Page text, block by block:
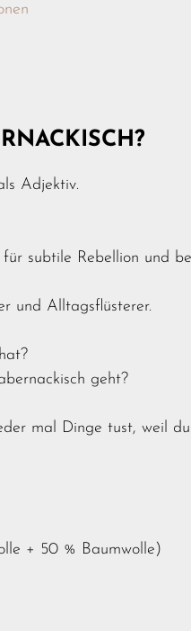
Adjektiv.
subtile Rebellion und
und Alltagsflüsterer.
geht?
mal Dinge tust, weil
+ 50 % Baumwolle)